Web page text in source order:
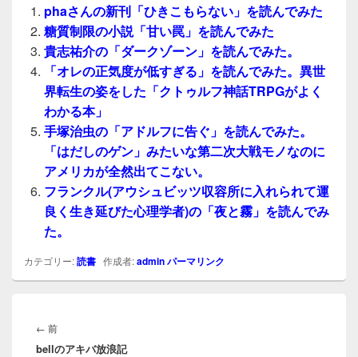
phaさんの新刊「ひきこもらない」を読んでみた
糖質制限の小説「甘い罠」を読んでみた
貴志祐介の「ダークゾーン」を読んでみた。
「オレの正気度が低すぎる」を読んでみた。異世
界転生の姿をした「クトゥルフ神話TRPGがよく
わかる本」
手塚治虫の「アドルフに告ぐ」を読んでみた。
「はだしのゲン」みたいな第二次大戦モノなのに
アメリカが全然出てこない。
フランクル(アウシュビッツ収容所に入れられて運
良く生き延びた心理学者)の「夜と霧」を読んでみ
た。
カテゴリー:読書 作成者:adminパーマリンク
稿
ナ
← 前前
の
bellのアキバ放浪記